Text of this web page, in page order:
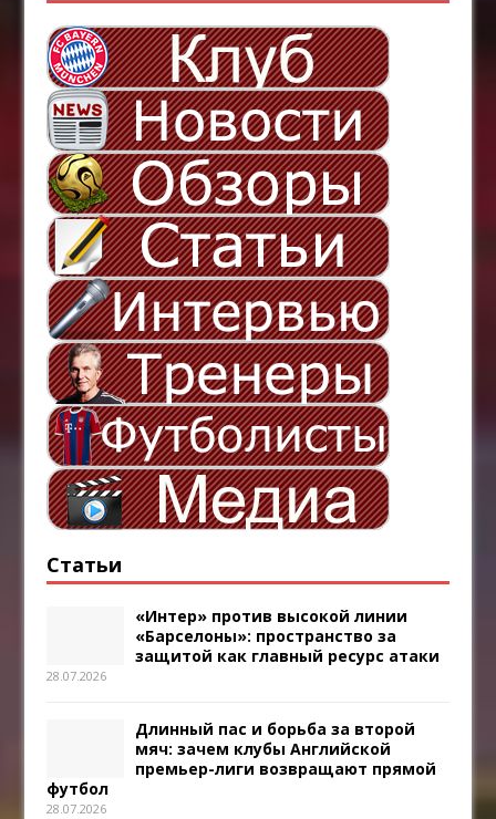
Статьи
«Интер» против высокой линии
«Барселоны»: пространство за
защитой как главный ресурс атаки
28.07.2026
Длинный пас и борьба за второй
мяч: зачем клубы Английской
премьер-лиги возвращают прямой
футбол
28.07.2026